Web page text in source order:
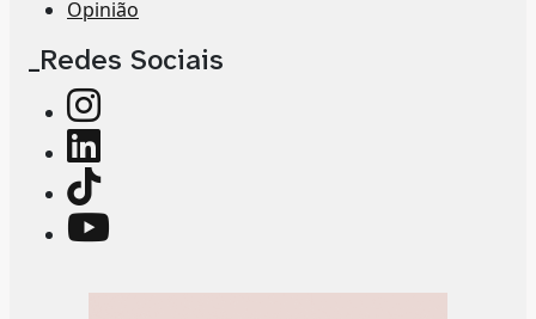
Opinião
_Redes Sociais